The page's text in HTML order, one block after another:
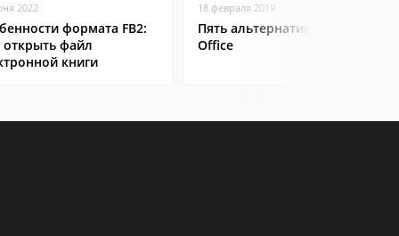
2022
формата FB2:
файл
книги
18 февраля 2019
Пять альтернатив Microsoft
Office